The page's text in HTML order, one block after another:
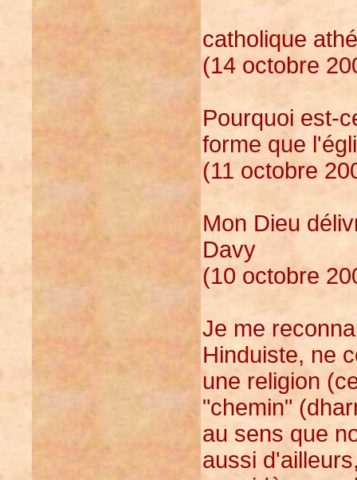
catholique
(14 octobre
Pourquoi est-
forme que
(11 octobre
Mon Dieu
Davy
(10 octobre
Je me
Hinduiste, ne
une religion
"chemin"
au sens que
aussi